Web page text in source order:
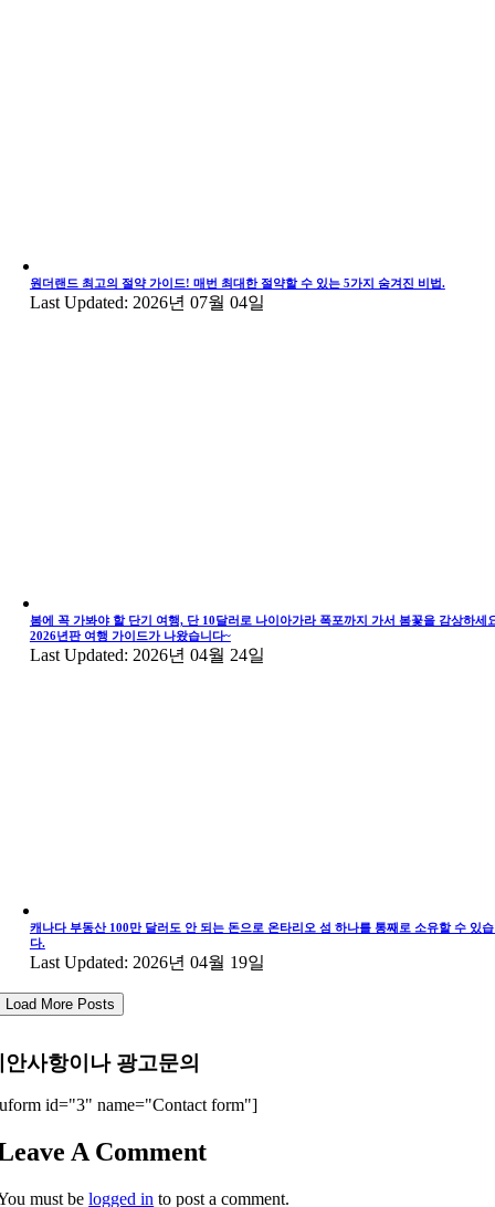
원더랜드 최고의 절약 가이드! 매번 최대한 절약할 수 있는 5가지 숨겨진 비법.
Last Updated: 2026년 07월 04일
봄에 꼭 가봐야 할 단기 여행, 단 10달러로 나이아가라 폭포까지 가서 봄꽃을 감상하세
2026년판 여행 가이드가 나왔습니다~
Last Updated: 2026년 04월 24일
캐나다 부동산 100만 달러도 안 되는 돈으로 온타리오 섬 하나를 통째로 소유할 수 있
다.
Last Updated: 2026년 04월 19일
Load More Posts
안사항이나 광고문의
id="3" name="Contact form"]
A Comment
must belogged in to post a comment.